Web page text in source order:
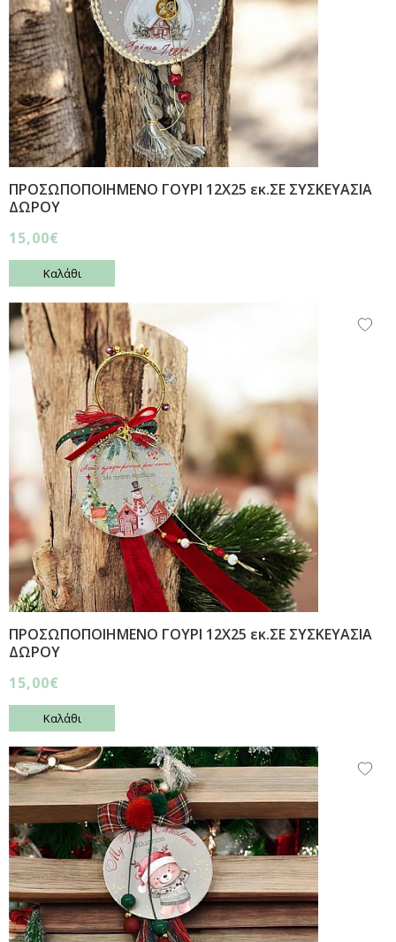
ΠΡΟΣΩΠΟΠΟΙΗΜΕΝΟ ΓΟΥΡΙ 12Χ25 εκ.ΣΕ ΣΥΣΚΕΥΑΣΙΑ
ΔΩΡΟΥ
15,00€
Καλάθι
ΠΡΟΣΩΠΟΠΟΙΗΜΕΝΟ ΓΟΥΡΙ 12Χ25 εκ.ΣΕ ΣΥΣΚΕΥΑΣΙΑ
ΔΩΡΟΥ
15,00€
Καλάθι